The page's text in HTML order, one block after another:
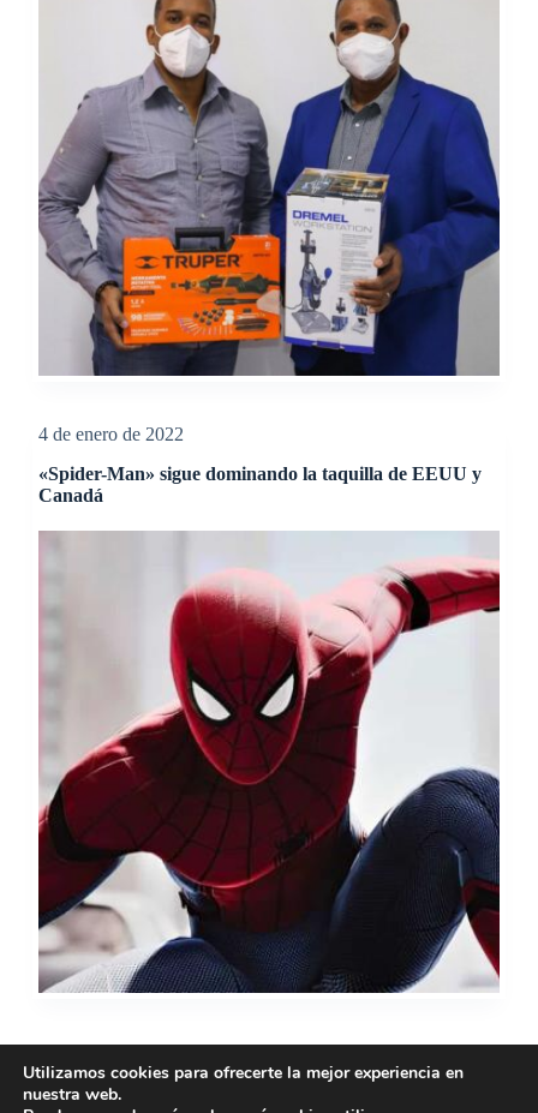
4 de enero de 2022
«Spider-Man» sigue dominando la taquilla de EEUU y
Canadá
ANTERIOR
Utilizamos cookies para ofrecerte la mejor experiencia en
nuestra web.